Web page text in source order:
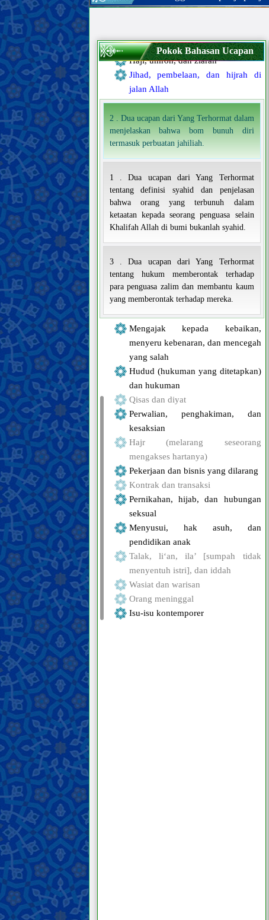
Pokok Bahasan Ucapan
Puasa dan i‘tikaf
Nazar, janji, dan sumpah
Haji, umroh, dan ziarah
Jihad, pembelaan, dan hijrah di
jalan Allah
2 . Dua ucapan dari Yang Terhormat dalam
menjelaskan bahwa bom bunuh diri
termasuk perbuatan jahiliah.
1 . Dua ucapan dari Yang Terhormat
tentang definisi syahid dan penjelasan
bahwa orang yang terbunuh dalam
ketaatan kepada seorang penguasa selain
Khalifah Allah di bumi bukanlah syahid.
3 . Dua ucapan dari Yang Terhormat
tentang hukum memberontak terhadap
para penguasa zalim dan membantu kaum
yang memberontak terhadap mereka.
Mengajak kepada kebaikan,
menyeru kebenaran, dan mencegah
yang salah
Hudud (hukuman yang ditetapkan)
dan hukuman
Qisas dan diyat
Perwalian, penghakiman, dan
kesaksian
Hajr (melarang seseorang
mengakses hartanya)
Pekerjaan dan bisnis yang dilarang
Kontrak dan transaksi
Pernikahan, hijab, dan hubungan
seksual
Menyusui, hak asuh, dan
pendidikan anak
Talak, li‘an, ila’ [sumpah tidak
menyentuh istri], dan iddah
Wasiat dan warisan
Orang meninggal
Isu-isu kontemporer